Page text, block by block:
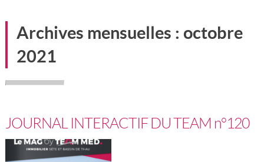
Archives mensuelles : octobre
2021
JOURNAL INTERACTIF DU TEAM n°120